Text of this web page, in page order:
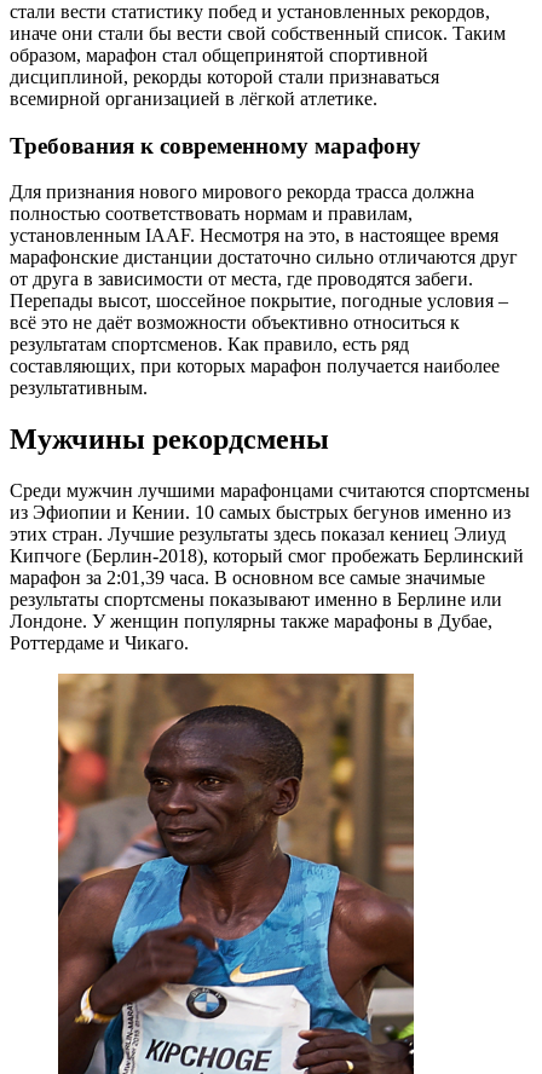
стали вести статистику побед и установленных рекордов,
иначе они стали бы вести свой собственный список. Таким
образом, марафон стал общепринятой спортивной
дисциплиной, рекорды которой стали признаваться
всемирной организацией в лёгкой атлетике.
Требования к современному марафону
Для признания нового мирового рекорда трасса должна
полностью соответствовать нормам и правилам,
установленным IAAF. Несмотря на это, в настоящее время
марафонские дистанции достаточно сильно отличаются друг
от друга в зависимости от места, где проводятся забеги.
Перепады высот, шоссейное покрытие, погодные условия –
всё это не даёт возможности объективно относиться к
результатам спортсменов. Как правило, есть ряд
составляющих, при которых марафон получается наиболее
результативным.
Мужчины рекордсмены
Среди мужчин лучшими марафонцами считаются спортсмены
из Эфиопии и Кении. 10 самых быстрых бегунов именно из
этих стран. Лучшие результаты здесь показал кениец Элиуд
Кипчоге (Берлин-2018), который смог пробежать Берлинский
марафон за 2:01,39 часа. В основном все самые значимые
результаты спортсмены показывают именно в Берлине или
Лондоне. У женщин популярны также марафоны в Дубае,
Роттердаме и Чикаго.